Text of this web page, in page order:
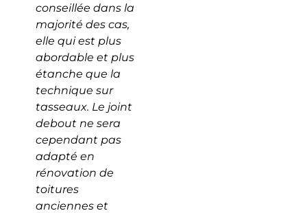
conseillée dans la
majorité des cas,
elle qui est plus
abordable et plus
étanche que la
technique sur
tasseaux. Le joint
debout ne sera
cependant pas
adapté en
rénovation de
toitures
anciennes et